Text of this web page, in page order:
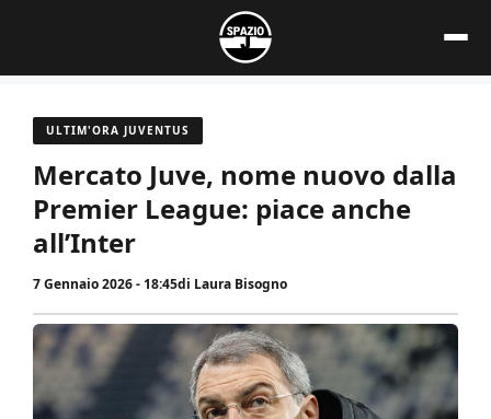
contenuto
ULTIM'ORA JUVENTUS
Mercato Juve, nome nuovo dalla
Premier League: piace anche
all’Inter
7 Gennaio 2026 - 18:45di Laura Bisogno